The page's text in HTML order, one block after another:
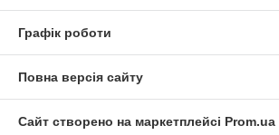
Графік роботи
Повна версія сайту
Сайт створено на маркетплейсі Prom.ua